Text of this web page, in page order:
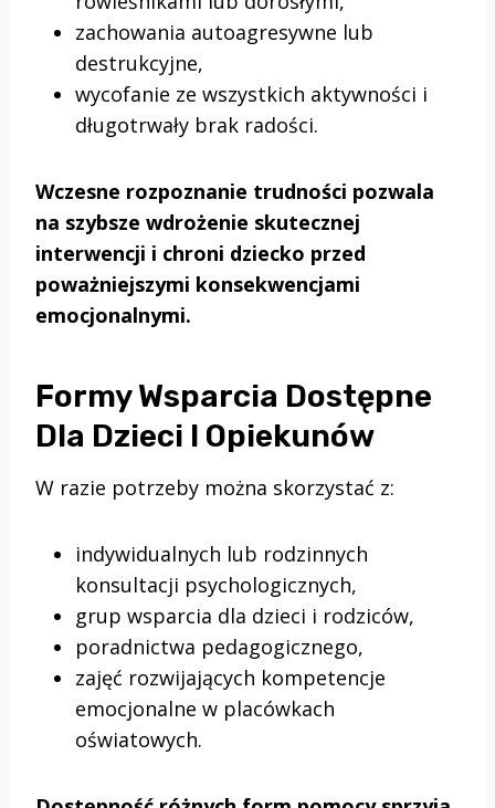
zachowania autoagresywne lub
destrukcyjne,
wycofanie ze wszystkich aktywności i
długotrwały brak radości.
Wczesne rozpoznanie trudności pozwala
na szybsze wdrożenie skutecznej
interwencji i chroni dziecko przed
poważniejszymi konsekwencjami
emocjonalnymi.
Formy Wsparcia Dostępne
Dla Dzieci I Opiekunów
W razie potrzeby można skorzystać z:
indywidualnych lub rodzinnych
konsultacji psychologicznych,
grup wsparcia dla dzieci i rodziców,
poradnictwa pedagogicznego,
zajęć rozwijających kompetencje
emocjonalne w placówkach
oświatowych.